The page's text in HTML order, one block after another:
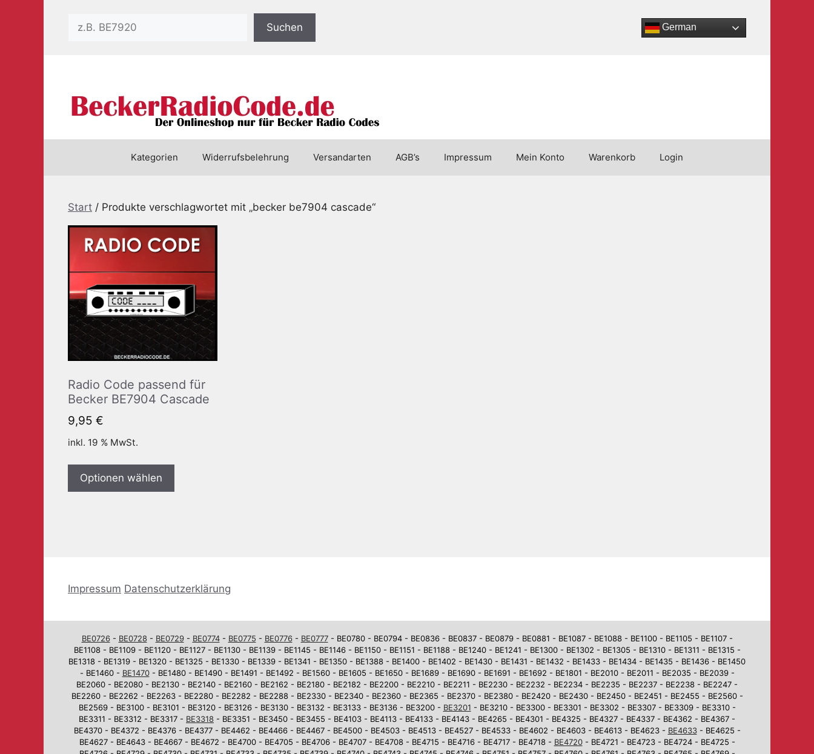
German
Suchen
Kategorien Widerrufsbelehrung Versandarten AGB’s Impressum Mein Konto Warenkorb Login
Start / Produkte verschlagwortet mit „becker be7904 cascade“
Radio Code passend für
Becker BE7904 Cascade
9,95 €
inkl. 19 % MwSt.
Optionen wählen
Impressum Datenschutzerklärung
BE0726- BE0728- BE0729- BE0774- BE0775 - BE0776- BE0777- BE0780 - BE0794 - BE0836 - BE0837 - BE0879 - BE0881 - BE1087 - BE1088 - BE1100 - BE1105 - BE1107 -
BE1108 - BE1109 - BE1120 - BE1127 - BE1130 - BE1139 - BE1145 - BE1146 - BE1150 - BE1151 - BE1188 - BE1240 - BE1241 - BE1300 - BE1302 - BE1305 - BE1310 - BE1311 - BE1315 -
BE1318 - BE1319 - BE1320 - BE1325 - BE1330 - BE1339 - BE1341 - BE1350 - BE1388 - BE1400 - BE1402 - BE1430 - BE1431 - BE1432 - BE1433 - BE1434 - BE1435 - BE1436 - BE1450
- BE1460 - BE1470- BE1480 - BE1490 - BE1491 - BE1492 - BE1560 - BE1605 - BE1650 - BE1689 - BE1690 - BE1691 - BE1692 - BE1801 - BE2010 - BE2011 - BE2035 - BE2039 -
BE2060 - BE2080 - BE2130 - BE2140 - BE2160 - BE2162 - BE2180 - BE2182 - BE2200 - BE2210 - BE2211 - BE2230 - BE2232 - BE2234 - BE2235 - BE2237 - BE2238 - BE2247 -
BE2260 - BE2262 - BE2263 - BE2280 - BE2282 - BE2288 - BE2330 - BE2340 - BE2360 - BE2365 - BE2370 - BE2380 - BE2420 - BE2430 - BE2450 - BE2451 - BE2455 - BE2560 -
BE2569 - BE3100 - BE3101 - BE3120 - BE3126 - BE3130 - BE3132 - BE3133 - BE3136 - BE3200 - BE3201 - BE3210 - BE3300 - BE3301 - BE3302 - BE3307 - BE3309 - BE3310 -
BE3311 - BE3312 - BE3317 - BE3318 - BE3351 - BE3450 - BE3455 - BE4103 - BE4113 - BE4133 - BE4143 - BE4265 - BE4301 - BE4325 - BE4327 - BE4337 - BE4362 - BE4367 -
BE4370 - BE4372 - BE4376 - BE4377 - BE4462 - BE4466 - BE4467 - BE4500 - BE4503 - BE4513 - BE4527 - BE4533 - BE4602 - BE4603 - BE4613 - BE4623 - BE4633- BE4625 -
BE4627 - BE4643 - BE4667 - BE4672 - BE4700 - BE4705 - BE4706 - BE4707 - BE4708 - BE4715 - BE4716 - BE4717 - BE4718 - BE4720- BE4721 - BE4723 - BE4724 - BE4725 -